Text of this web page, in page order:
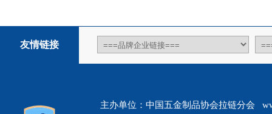
友情链接
主办单位：中国五金制品协会拉链分会